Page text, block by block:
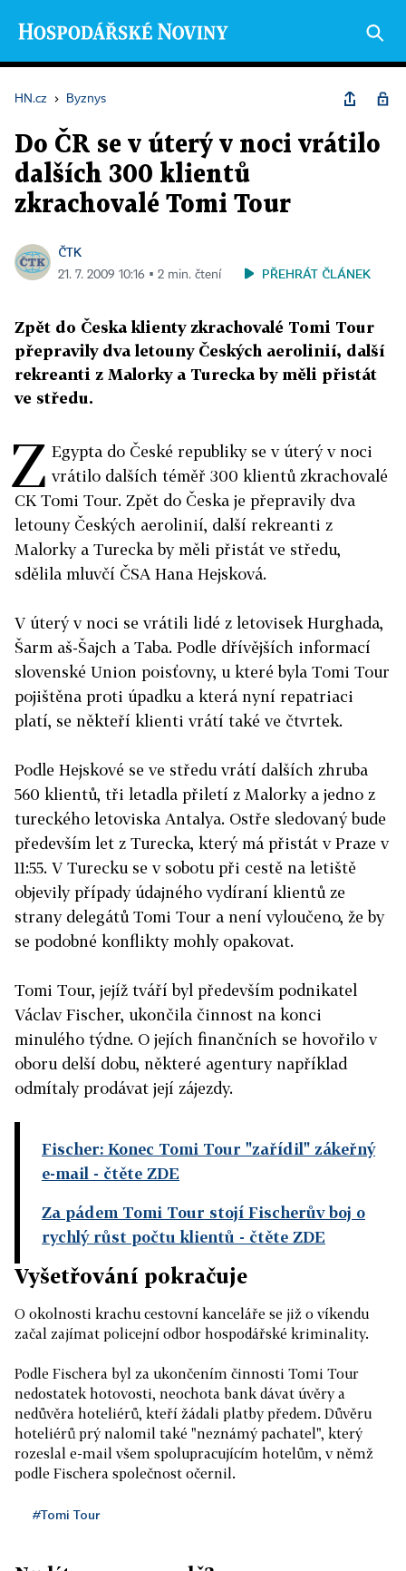
HN.cz › Byznys
Do ČR se v úterý v noci vrátilo
dalších 300 klientů
zkrachovalé Tomi Tour
ČTK
21. 7. 2009 10:16 ▪ 2 min. čtení PŘEHRÁT ČLÁNEK
Zpět do Česka klienty zkrachovalé Tomi Tour
přepravily dva letouny Českých aerolinií, další
rekreanti z Malorky a Turecka by měli přistát
ve středu.
Z Egypta do České republiky se v úterý v noci
vrátilo dalších téměř 300 klientů zkrachovalé
CK Tomi Tour. Zpět do Česka je přepravily dva
letouny Českých aerolinií, další rekreanti z
Malorky a Turecka by měli přistát ve středu,
sdělila mluvčí ČSA Hana Hejsková.
V úterý v noci se vrátili lidé z letovisek Hurghada,
Šarm aš-Šajch a Taba. Podle dřívějších informací
slovenské Union poisťovny, u které byla Tomi Tour
pojištěna proti úpadku a která nyní repatriaci
platí, se někteří klienti vrátí také ve čtvrtek.
Podle Hejskové se ve středu vrátí dalších zhruba
560 klientů, tři letadla přiletí z Malorky a jedno z
tureckého letoviska Antalya. Ostře sledovaný bude
především let z Turecka, který má přistát v Praze v
11:55. V Turecku se v sobotu při cestě na letiště
objevily případy údajného vydíraní klientů ze
strany delegátů Tomi Tour a není vyloučeno, že by
se podobné konflikty mohly opakovat.
Tomi Tour, jejíž tváří byl především podnikatel
Václav Fischer, ukončila činnost na konci
minulého týdne. O jejích finančních se hovořilo v
oboru delší dobu, některé agentury například
odmítaly prodávat její zájezdy.
Fischer: Konec Tomi Tour "zařídil" zákeřný
e-mail - čtěte ZDE
Za pádem Tomi Tour stojí Fischerův boj o
rychlý růst počtu klientů - čtěte ZDE
Vyšetřování pokračuje
O okolnosti krachu cestovní kanceláře se již o víkendu
začal zajímat policejní odbor hospodářské kriminality.
Podle Fischera byl za ukončením činnosti Tomi Tour
nedostatek hotovosti, neochota bank dávat úvěry a
nedůvěra hoteliérů, kteří žádali platby předem. Důvěru
hoteliérů prý nalomil také "neznámý pachatel", který
rozeslal e-mail všem spolupracujícím hotelům, v němž
podle Fischera společnost očernil.
#Tomi Tour